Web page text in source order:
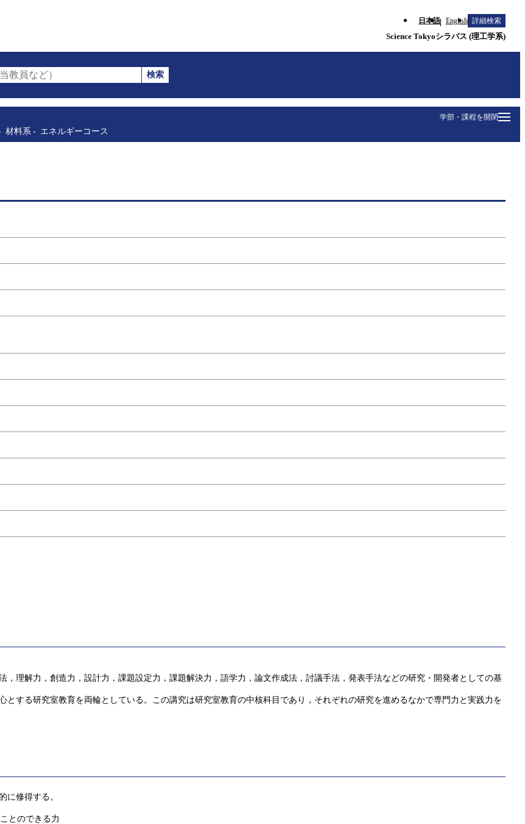
日本語 English 詳細検索
Science Tokyoシラバス (理工学系)
教員など）
検索
学部・課程を開閉
材料系 エネルギーコース
理解力，創造力，設計力，課題設定力，課題解決力，語学力，論文作成法，討議手法，発表手法などの研究・開発者としての基
する研究室教育を両輪としている。この講究は研究室教育の中核科目であり，それぞれの研究を進めるなかで専門力と実践力を
に修得する。
とのできる力